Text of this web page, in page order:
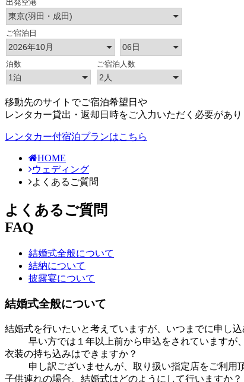
移動先のサイトでご宿泊希望日や
レンタカー貸出・返却日時をご入力いただく必要があり
レンタカー付宿泊プランはこちら
HOME
ウェディング
よくあるご質問
よくあるご質問
FAQ
結婚式全般について
結納について
披露宴について
結婚式全般について
結婚式を行いたいと考えていますが、いつまでに申し
早い方では１年以上前から申込をされていますが
衣装の持ち込みはできますか？
申し訳ございませんが、取り扱い指定店をご利用
子供連れの場合、結婚式はどのようにして行いますか？